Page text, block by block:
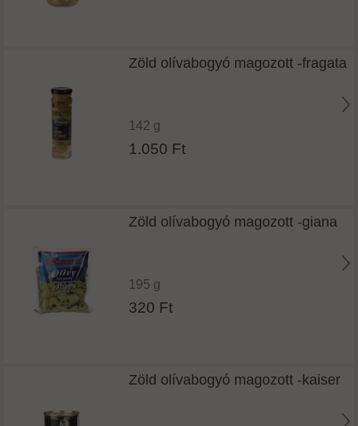
Zöld olívabogyó magozott -fragata
142 g
1.050 Ft
Zöld olívabogyó magozott -giana
195 g
320 Ft
Zöld olívabogyó magozott -kaiser